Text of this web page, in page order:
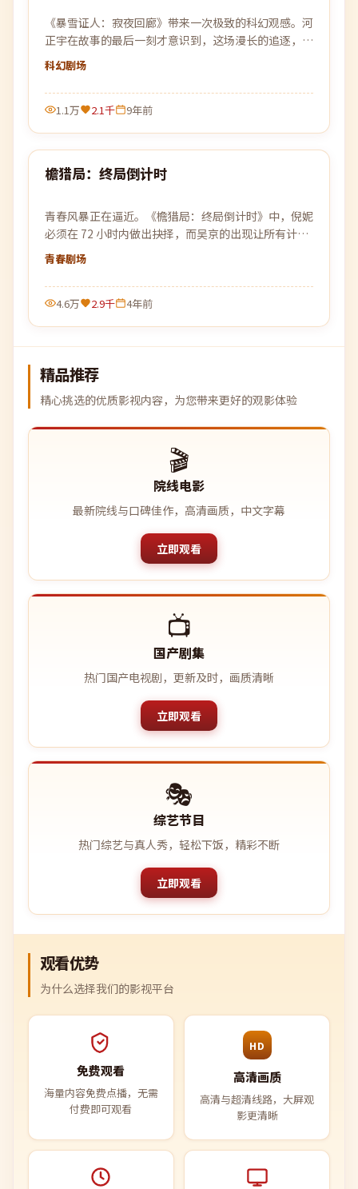
《暴雪证人：寂夜回廊》带来一次极致的科幻观感。河
正宇在故事的最后一刻才意识到，这场漫长的追逐，原
本就是为自己设下的一个局。
科幻剧场
1.1万 2.1千 9年前
最新
99:21
檐猎局：终局倒计时
青春风暴正在逼近。《檐猎局：终局倒计时》中，倪妮
必须在 72 小时内做出抉择，而吴京的出现让所有计划
被彻底打乱。
青春剧场
4.6万 2.9千 4年前
精品推荐
精心挑选的优质影视内容，为您带来更好的观影体验
🎬
院线电影
最新院线与口碑佳作，高清画质，中文字幕
立即观看
📺
国产剧集
热门国产电视剧，更新及时，画质清晰
立即观看
🎭
综艺节目
热门综艺与真人秀，轻松下饭，精彩不断
立即观看
观看优势
为什么选择我们的影视平台
免费观看
海量内容免费点播，无需
付费即可观看
HD
高清画质
高清与超清线路，大屏观
影更清晰